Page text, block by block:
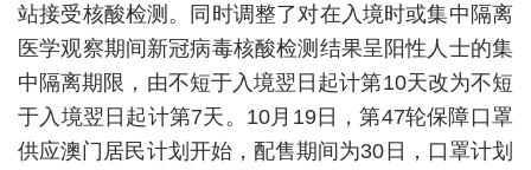
站接受核酸检测。同时调整了对在入境时或集中隔离
医学观察期间新冠病毒核酸检测结果呈阳性人士的集
中隔离期限，由不短于入境翌日起计第10天改为不短
于入境翌日起计第7天。10月19日，第47轮保障口罩
供应澳门居民计划开始，配售期间为30日，口罩计划